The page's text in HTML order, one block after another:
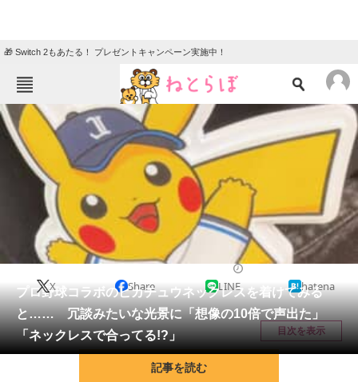
🎁 Switch 2もあたる！ プレゼントキャンペーン実施中！
ねとらぼメニュー
TOP ニュース
エンタメ クイズ
地域
教育・育児
リサーチ
会員記事
メディア
注目記事を集めた総合ページ
プロ野球コラボのピカチュウネックレスを着けてみる
と…… 冗談みたいな光景に「想像の10倍で声出た」
「ネックレスで合ってる!?」
X Share LINE hatena
目次を表示
記事を読む